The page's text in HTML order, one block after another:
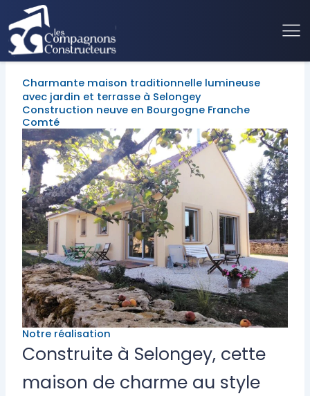
Charmante maison traditionnelle lumineuse
avec jardin et terrasse à Selongey
Construction neuve en Bourgogne Franche
Comté
Notre réalisation
Construite à Selongey, cette
maison de charme au style